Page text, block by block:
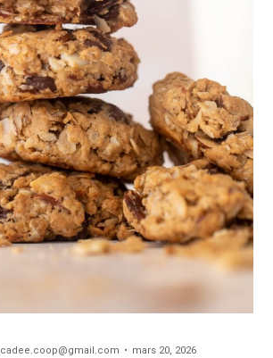
cadee.coop@gmail.com mars 20, 2026